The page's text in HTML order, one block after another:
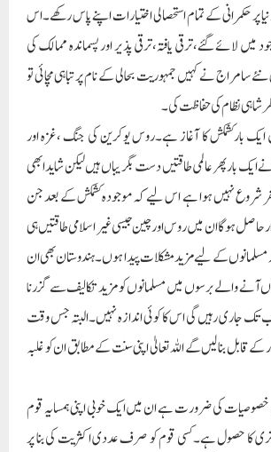
پر حکمرانی کے تمام استحصالی اختیارات اپنے پاس رکھے۔اس
لائے گئے،ترقی یافتہ،ترقی پذیر اور پسماندہ ممالک کی
سامراج نے کہیں جمہوریت بحالی کے نام پر تباہی مچائی تو
شاہی نظام کی حفاظت کی۔
بارکشمکش کا آغاز ہے۔روس یوکرین کی جنگ ،غزہ اور
بار پھر عالمی طاقتیں دست بگریباں ہیں لیکن شاید ابھی
شروع نہیں ہوا ہے اس لیے کہ موجودہ کشمکش کے بعد جن
حاصل ہوگا ان میں روس اور چین جیسی غیر اسلامی طاقتیں ہی
مسلمانوں کے لیے مزید مشکلات پیدا ہوں۔ہندوستان بھی ان
والے برسوں میں مسلمانوں کو مزید تکالیف سے گزرنا
تک جاری رہیں گی اس کا کوئی اندازہ نہیں۔البتہ جس وقت
قابل بنالیں گے اللہ تعالیٰ اپنی سنت کے مطابق ان کو غلبہ
خصوصیات کی ضرورت ہے ان میں ایک خوبی اپنی ہمسایہ قوم
کا حصول ہے۔کسی قوم کو صرف عددی اکثریت کی بنا پر